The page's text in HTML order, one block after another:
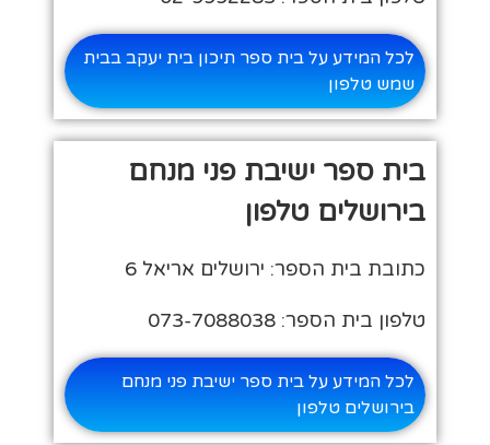
לכל המידע על בית ספר תיכון בית יעקב בבית
שמש טלפון
בית ספר ישיבת פני מנחם
בירושלים טלפון
כתובת בית הספר: ירושלים אריאל 6
טלפון בית הספר: 073-7088038
לכל המידע על בית ספר ישיבת פני מנחם
בירושלים טלפון